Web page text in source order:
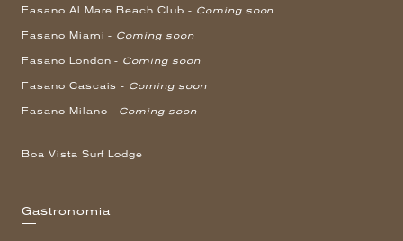
Fasano Al Mare Beach Club - Coming soon
Fasano Miami - Coming soon
Fasano London - Coming soon
Fasano Cascais - Coming soon
Fasano Milano - Coming soon
Boa Vista Surf Lodge
Gastronomia